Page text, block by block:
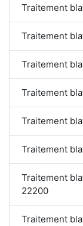
Traitement
Traitement
Traitement
Traitement
Traitement
Traitement
Traitement
22200
Traitement